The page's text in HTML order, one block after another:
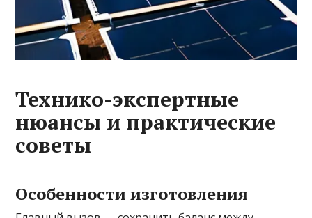
Технико-экспертные
нюансы и практические
советы
Особенности изготовления